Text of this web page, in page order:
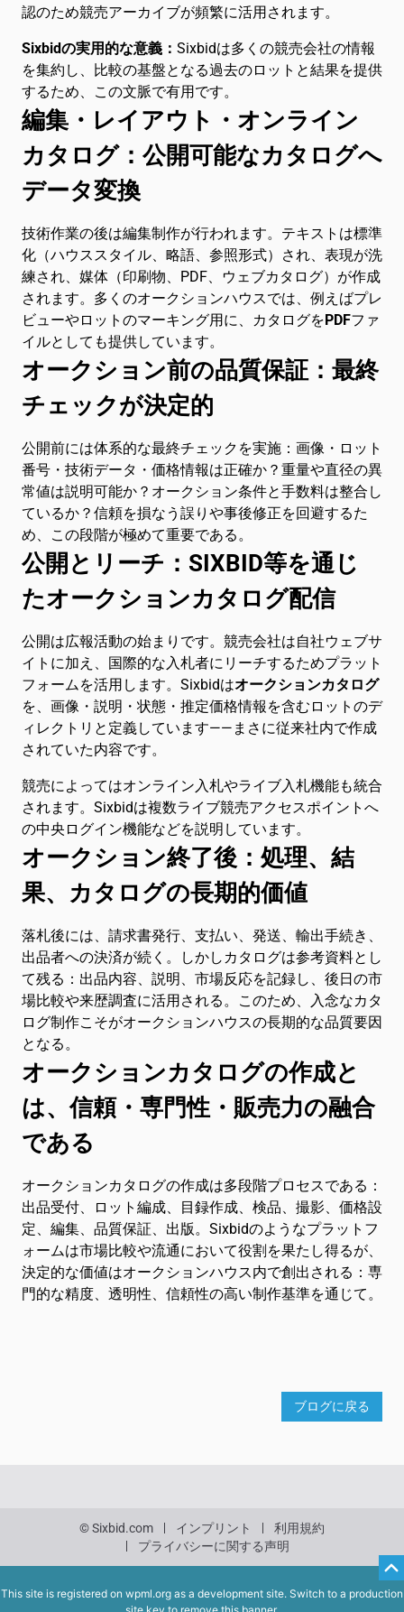
認のため競売アーカイブが頻繁に活用されます。
Sixbidの実用的な意義： Sixbidは多くの競売会社の情報
を集約し、比較の基盤となる過去のロットと結果を提供
するため、この文脈で有用です。
編集・レイアウト・オンライン
カタログ：公開可能なカタログへ
データ変換
技術作業の後は編集制作が行われます。テキストは標準
化（ハウススタイル、略語、参照形式）され、表現が洗
練され、媒体（印刷物、PDF、ウェブカタログ）が作成
されます。多くのオークションハウスでは、例えばプレ
ビューやロットのマーキング用に、カタログをPDFファ
イルとしても提供しています。
オークション前の品質保証：最終
チェックが決定的
公開前には体系的な最終チェックを実施：画像・ロット
番号・技術データ・価格情報は正確か？重量や直径の異
常値は説明可能か？オークション条件と手数料は整合し
ているか？信頼を損なう誤りや事後修正を回避するた
め、この段階が極めて重要である。
公開とリーチ：SIXBID等を通じ
たオークションカタログ配信
公開は広報活動の始まりです。競売会社は自社ウェブサ
イトに加え、国際的な入札者にリーチするためプラット
フォームを活用します。Sixbidはオークションカタログ
を、画像・説明・状態・推定価格情報を含むロットのデ
ィレクトリと定義しています——まさに従来社内で作成
されていた内容です。
競売によってはオンライン入札やライブ入札機能も統合
されます。Sixbidは複数ライブ競売アクセスポイントへ
の中央ログイン機能などを説明しています。
オークション終了後：処理、結
果、カタログの長期的価値
落札後には、請求書発行、支払い、発送、輸出手続き、
出品者への決済が続く。しかしカタログは参考資料とし
て残る：出品内容、説明、市場反応を記録し、後日の市
場比較や来歴調査に活用される。このため、入念なカタ
ログ制作こそがオークションハウスの長期的な品質要因
となる。
オークションカタログの作成と
は、信頼・専門性・販売力の融合
である
オークションカタログの作成は多段階プロセスである：
出品受付、ロット編成、目録作成、検品、撮影、価格設
定、編集、品質保証、出版。Sixbidのようなプラットフ
ォームは市場比較や流通において役割を果たし得るが、
決定的な価値はオークションハウス内で創出される：専
門的な精度、透明性、信頼性の高い制作基準を通じて。
ブログに戻る
© Sixbid.com インプリント
利用規約
プライバシーに関する声明
This site is registered on wpml.org as a development site. Switch to a production